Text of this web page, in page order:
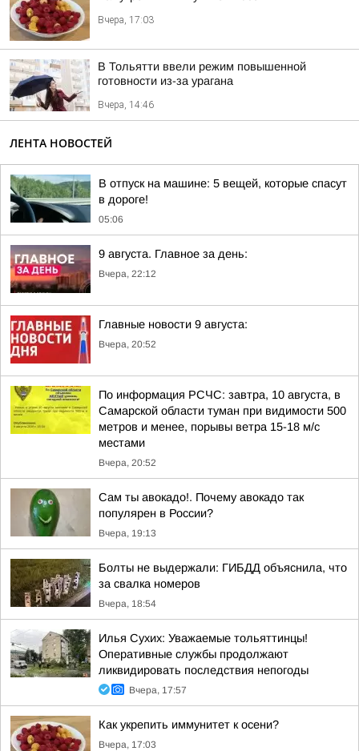
Вчера, 17:03
В Тольятти ввели режим повышенной
готовности из-за урагана
Вчера, 14:46
ЛЕНТА НОВОСТЕЙ
В отпуск на машине: 5 вещей, которые спасут
в дороге!
05:06
9 августа. Главное за день:
Вчера, 22:12
Главные новости 9 августа:
Вчера, 20:52
По информация РСЧС: завтра, 10 августа, в
Самарской области туман при видимости 500
метров и менее, порывы ветра 15-18 м/с
местами
Вчера, 20:52
Сам ты авокадо!. Почему авокадо так
популярен в России?
Вчера, 19:13
Болты не выдержали: ГИБДД объяснила, что
за свалка номеров
Вчера, 18:54
Илья Сухих: Уважаемые тольяттинцы!
Оперативные службы продолжают
ликвидировать последствия непогоды
Вчера, 17:57
Как укрепить иммунитет к осени?
Вчера, 17:03